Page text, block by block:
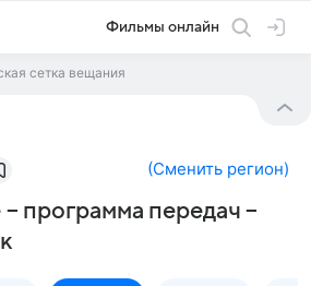
Фильмы онлайн
сетка вещания
(Сменить регион)
программа передач –